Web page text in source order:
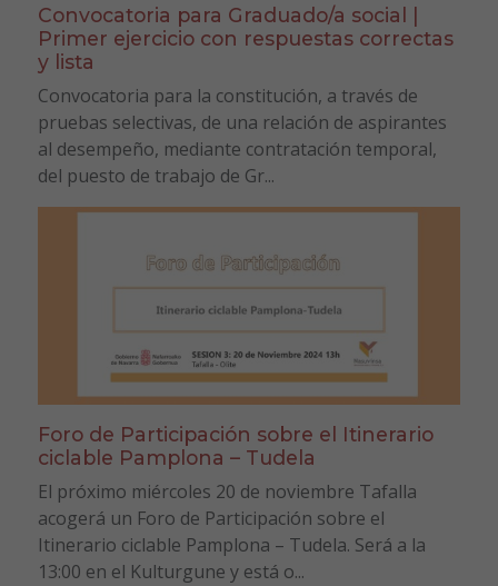
Convocatoria para Graduado/a social |
Primer ejercicio con respuestas correctas
y lista
Convocatoria para la constitución, a través de
pruebas selectivas, de una relación de aspirantes
al desempeño, mediante contratación temporal,
del puesto de trabajo de Gr...
Foro de Participación sobre el Itinerario
ciclable Pamplona – Tudela
El próximo miércoles 20 de noviembre Tafalla
acogerá un Foro de Participación sobre el
Itinerario ciclable Pamplona – Tudela. Será a la
13:00 en el Kulturgune y está o...